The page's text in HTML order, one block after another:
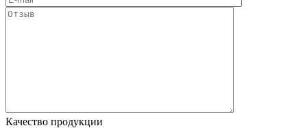
Качество продукции